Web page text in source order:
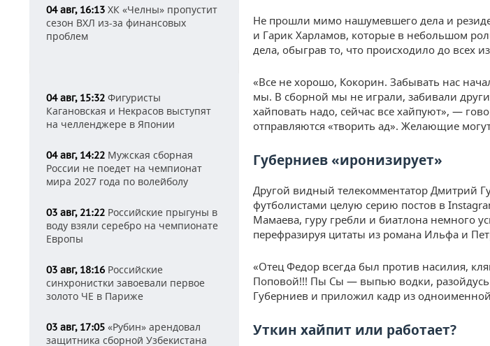
04 авг, 16:13 ХК «Челны» пропустит
сезон ВХЛ из-за финансовых
проблем
04 авг, 15:32 Фигуристы
Кагановская и Некрасов выступят
на челленджере в Японии
04 авг, 14:22 Мужская сборная
России не поедет на чемпионат
мира 2027 года по волейболу
03 авг, 21:22 Российские прыгуны в
воду взяли серебро на чемпионате
Европы
03 авг, 18:16 Российские
синхронистки завоевали первое
золото ЧЕ в Париже
03 авг, 17:05 «Рубин» арендовал
защитника сборной Узбекистана
Не прошли мимо нашумевшего дела и
и Гарик Харламов, которые в небольшом
дела, обыграв то, что происходило до всех
«Все не хорошо, Кокорин. Забывать нас
мы. В сборной мы не играли, забивали
хайповать надо, сейчас все хайпуют», —
отправляются «творить ад». Желающие
Губерниев «иронизирует»
Другой видный телекомментатор Дмитрий
футболистами целую серию постов в
Мамаева, гуру гребли и биатлона немного
перефразируя цитаты из романа Ильфа и
«Отец Федор всегда был против насилия,
Поповой!!! Пы Сы — выпью водки, разойдусь
Губерниев и приложил кадр из
Уткин хайпит или работает?